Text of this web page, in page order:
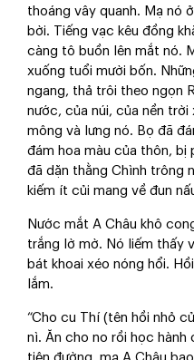
thoáng vây quanh. Mạ nó
bời. Tiếng vạc kêu đồng
càng tô buồn lên mắt nó.
xuống tuổi mười bốn.
ngang, thả trôi theo ngọn
nước, của núi, của nền trời
mông và lưng nó. Bọ đã
đám hoa màu của thôn, bị
đã dặn thằng Chình trông
kiếm ít củi mang về đun
Nước mắt A Châu khô
trắng lờ mờ. Nó liếm thấy
bát khoai xéo nóng hổi.
lắm.
“Cho cu Thí (tên hồi nhỏ
nì. Ăn cho no rồi học hành